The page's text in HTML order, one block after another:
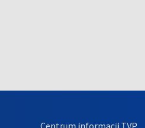
Centrum informacji TVP